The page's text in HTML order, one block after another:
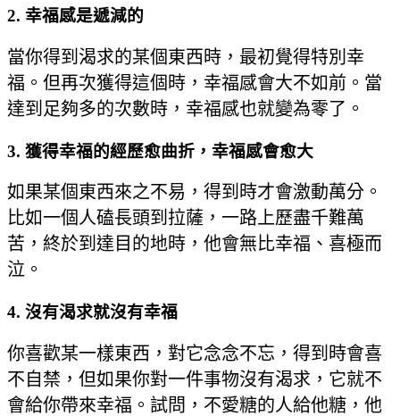
2. 幸福感是遞減的
當你得到渴求的某個東西時，最初覺得特別幸
福。但再次獲得這個時，幸福感會大不如前。當
達到足夠多的次數時，幸福感也就變為零了。
3. 獲得幸福的經歷愈曲折，幸福感會愈大
如果某個東西來之不易，得到時才會激動萬分。
比如一個人磕長頭到拉薩，一路上歷盡千難萬
苦，終於到達目的地時，他會無比幸福、喜極而
泣。
4. 沒有渴求就沒有幸福
你喜歡某一樣東西，對它念念不忘，得到時會喜
不自禁，但如果你對一件事物沒有渴求，它就不
會給你帶來幸福。試問，不愛糖的人給他糖，他